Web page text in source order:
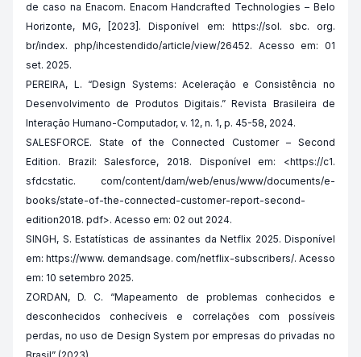
de caso na Enacom. Enacom Handcrafted Technologies – Belo
Horizonte, MG, [2023]. Disponível em: https://sol. sbc. org.
br/index. php/ihcestendido/article/view/26452. Acesso em: 01
set. 2025.
PEREIRA, L. “Design Systems: Aceleração e Consistência no
Desenvolvimento de Produtos Digitais.” Revista Brasileira de
Interação Humano-Computador, v. 12, n. 1, p. 45-58, 2024.
SALESFORCE. State of the Connected Customer – Second
Edition. Brazil: Salesforce, 2018. Disponível em: <https://c1.
sfdcstatic. com/content/dam/web/enus/www/documents/e-
books/state-of-the-connected-customer-report-second-
edition2018. pdf>. Acesso em: 02 out 2024.
SINGH, S. Estatísticas de assinantes da Netflix 2025. Disponível
em: https://www. demandsage. com/netflix-subscribers/. Acesso
em: 10 setembro 2025.
ZORDAN, D. C. “Mapeamento de problemas conhecidos e
desconhecidos conhecíveis e correlações com possíveis
perdas, no uso de Design System por empresas do privadas no